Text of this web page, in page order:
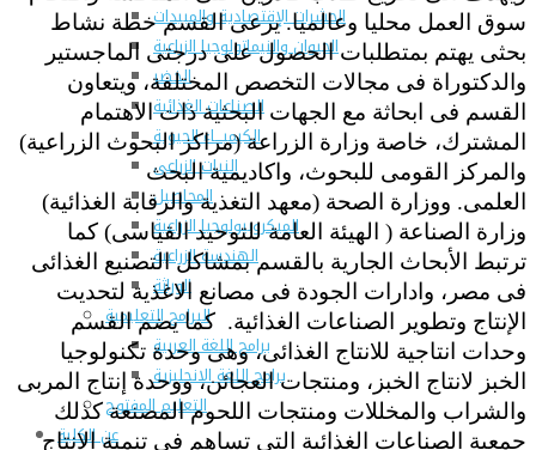
الحشرات الإقتصادية والمبيدات
الحيوان والنيماتولوجيا الزراعية
الخضر
الصناعات الغذائية
الكيميـــاء الحيوية
النبات الزراعى
المحاصيل
الميكروبيولوجيا الزراعية
الهندسة الزراعية
الوراثة
البرامج التعليمية
برامج اللغة العربية
برامج اللغة الانجليزية
التعليم المفتوح
عن الكلية
سوق العمل محليا وعالميا. يرعى القسم خطة نشاط
بحثى يهتم بمتطلبات الحصول على درجتى الماجستير
والدكتوراة فى مجالات التخصص المختلفة، ويتعاون
القسم فى ابحاثة مع الجهات البحثية ذات الاهتمام
المشترك، خاصة وزارة الزراعة (مراكز البحوث الزراعية)
والمركز القومى للبحوث، واكاديمية البحث
العلمى. ووزارة الصحة (معهد التغذية والرقابة الغذائية)
وزارة الصناعة ( الهيئة العامة للتوحيد القياسى) كما
ترتبط الأبحاث الجارية بالقسم بمشاكل التصنيع الغذائى
فى مصر، وادارات الجودة فى مصانع الاغذية لتحديت
الإنتاج وتطوير الصناعات الغذائية. كما يضم القسم
وحدات انتاجية للانتاج الغذائى، وهى وحدة تكنولوجيا
الخبز لانتاج الخبز، ومنتجات العجائن، ووحدة إنتاج المربى
والشراب والمخللات ومنتجات اللحوم المصنعة كذلك
جمعية الصناعات الغذائية التى تساهم فى تنمية الانتاج